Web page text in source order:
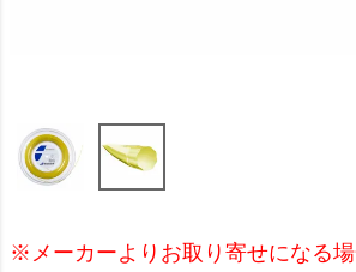
※メーカーよりお取り寄せになる場